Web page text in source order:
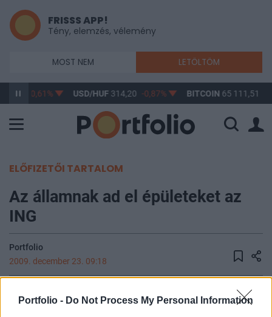
Portfolio - Do Not Process My Personal Information
FRISSS APP!
Tény, elemzés, vélemény
MOST NEM LETÖLTÖM
-0,61% USD/HUF314,20 -0,87% BITCOIN65 111,51
ELŐFIZETŐI TARTALOM
Az államnak ad el épületeket az
ING
Portfolio
2009. december 23. 09:18
Az ING Real Estate Development hét, tulajdonában
lévő bírósági épületet ad el a holland államnak. Az